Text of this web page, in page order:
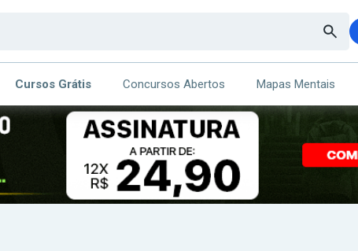
ITENS
Cursos Grátis Concursos Abertos Mapas Mentais